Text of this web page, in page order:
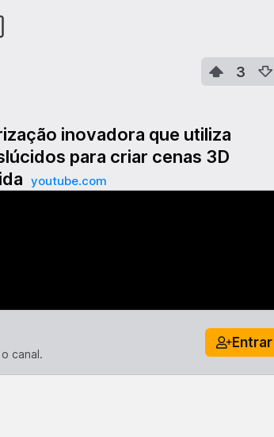
3
inovadora que utiliza
para criar cenas 3D
youtube.com
canal.
Entrar